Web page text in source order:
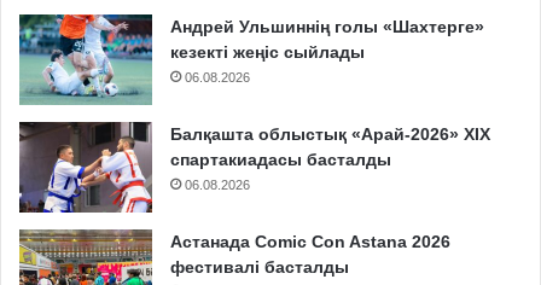
Андрей Ульшиннің голы «Шахтерге»
кезекті жеңіс сыйлады
06.08.2026
Балқашта облыстық «Арай-2026» XIX
спартакиадасы басталды
06.08.2026
Астанада Comic Con Astana 2026
фестивалі басталды